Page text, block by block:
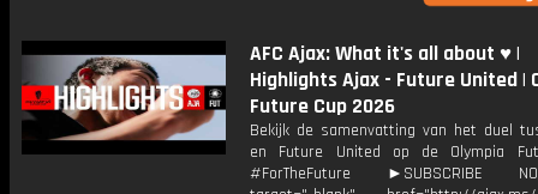
AFC Ajax: What it's all about ♥️ |
Highlights Ajax - Future United |
Future Cup 2026
Bekijk de samenvatting van het duel
en Future United op de Olympia
#ForTheFuture ►SUBSCRIBE